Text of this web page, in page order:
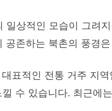
상적인 모습이 그려
존하는 북촌의 풍경
표적인 전통 거주 지
수 있습니다. 최근에